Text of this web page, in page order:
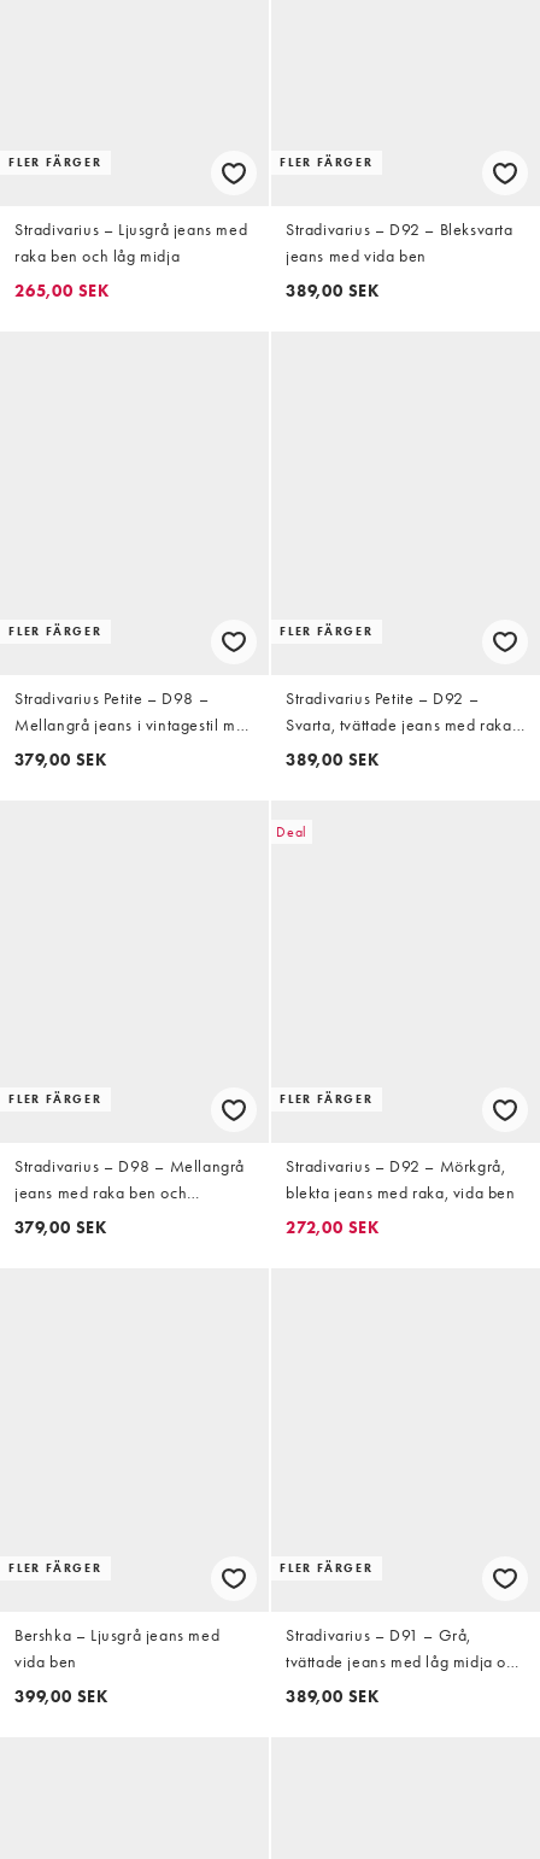
FLER FÄRGER
Stradivarius – Ljusgrå jeans med
raka ben och låg midja
265,00 SEK
FLER FÄRGER
Stradivarius – D92 – Bleksvarta
jeans med vida ben
389,00 SEK
FLER FÄRGER
Stradivarius Petite – D98 –
Mellangrå jeans i vintagestil med
raka ben
379,00 SEK
FLER FÄRGER
Stradivarius Petite – D92 –
Svarta, tvättade jeans med raka,
vida ben
389,00 SEK
FLER FÄRGER
Stradivarius – D98 – Mellangrå
jeans med raka ben och
vintageeffekt
379,00 SEK
Deal
FLER FÄRGER
Stradivarius – D92 – Mörkgrå,
blekta jeans med raka, vida ben
272,00 SEK
FLER FÄRGER
Bershka – Ljusgrå jeans med
vida ben
399,00 SEK
FLER FÄRGER
Stradivarius – D91 – Grå,
tvättade jeans med låg midja och
vida ben
389,00 SEK